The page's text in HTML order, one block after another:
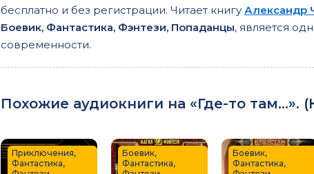
бесплатно и без регистрации. Читает книгу Александр
Боевик, Фантастика, Фэнтези, Попаданцы, является
современности.
Похожие аудиокниги на «Где-то там…». (
Приключения,
Фантастика,
Боевик,
Фантастика,
Боевик,
Фантастика,